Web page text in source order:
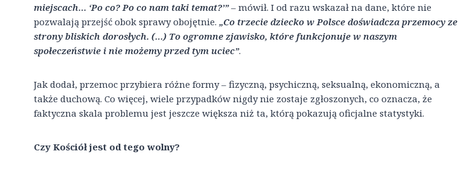
miejscach… ‘Po co? Po co nam taki temat?’”– mówił. I od razu wskazał na dane, które nie
pozwalają przejść obok sprawy obojętnie. „Co trzecie dziecko w Polsce doświadcza przemocy ze
strony bliskich dorosłych. (…) To ogromne zjawisko, które funkcjonuje w naszym
społeczeństwie i nie możemy przed tym uciec”.
Jak dodał, przemoc przybiera różne formy – fizyczną, psychiczną, seksualną, ekonomiczną, a
także duchową. Co więcej, wiele przypadków nigdy nie zostaje zgłoszonych, co oznacza, że
faktyczna skala problemu jest jeszcze większa niż ta, którą pokazują oficjalne statystyki.
Czy Kościół jest od tego wolny?